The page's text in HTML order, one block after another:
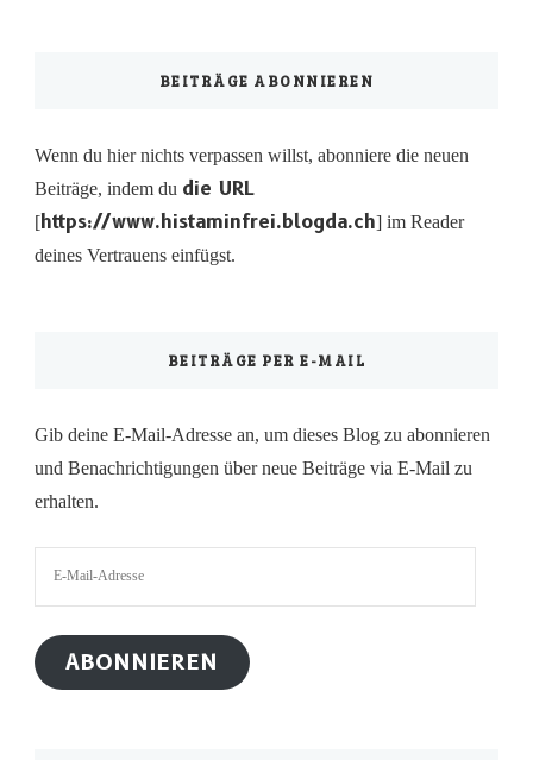
BEITRÄGE ABONNIEREN
Wenn du hier nichts verpassen willst, abonniere die neuen
Beiträge, indem du die URL
[https://www.histaminfrei.blogda.ch] im Reader
deines Vertrauens einfügst.
BEITRÄGE PER E-MAIL
Gib deine E-Mail-Adresse an, um dieses Blog zu abonnieren
und Benachrichtigungen über neue Beiträge via E-Mail zu
erhalten.
ABONNIEREN